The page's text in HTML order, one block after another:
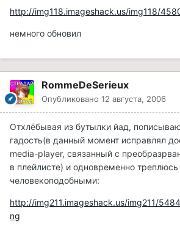
http://img118.imageshack.us/img118/
немного обновил
RommeDeSerieux
Опубликовано 12 августа, 2006
Отхлёбывая из бутылки йад,
гадость(в данный момент исправлял
media-player, связанный с
в плейлисте) и одновременно
человекоподобными:
http://img211.imageshack.us/img211/
ng